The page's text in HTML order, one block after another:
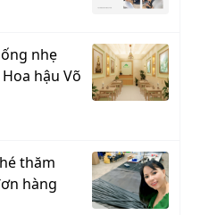
nhẹ
hậu Võ
thăm
hàng